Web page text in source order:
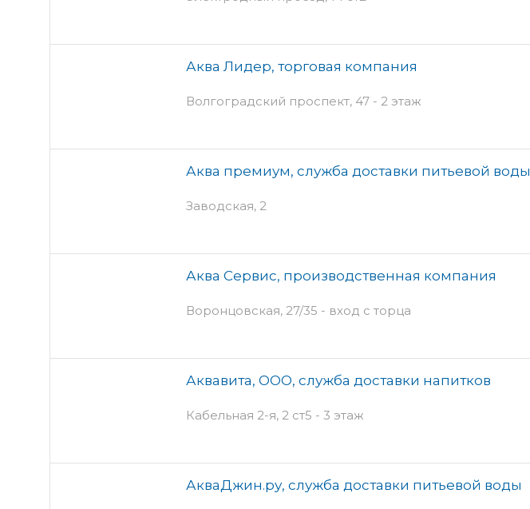
Аква Лидер, торговая компания
Волгоградский проспект, 47 - 2 этаж
Аква премиум, служба доставки питьевой воды
Заводская, 2
Аква Сервис, производственная компания
Воронцовская, 27/35 - вход с торца
Аквавита, ООО, служба доставки напитков
Кабельная 2-я, 2 ст5 - 3 этаж
АкваДжин.ру, служба доставки питьевой воды